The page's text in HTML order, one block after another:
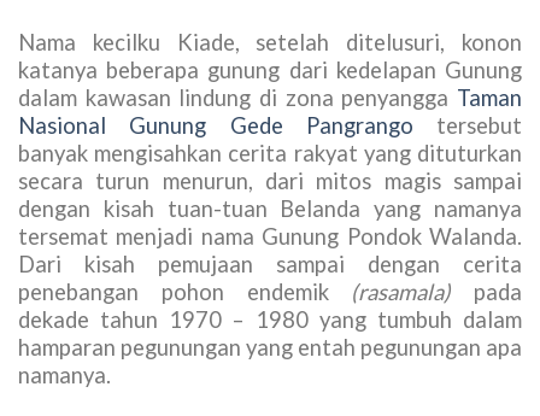
Nama kecilku Kiade, setelah ditelusuri, konon
katanya beberapa gunung dari kedelapan Gunung
dalam kawasan lindung di zona penyangga Taman
Nasional Gunung Gede Pangrango tersebut
banyak mengisahkan cerita rakyat yang dituturkan
secara turun menurun, dari mitos magis sampai
dengan kisah tuan-tuan Belanda yang namanya
tersemat menjadi nama Gunung Pondok Walanda.
Dari kisah pemujaan sampai dengan cerita
penebangan pohon endemik (rasamala) pada
dekade tahun 1970 – 1980 yang tumbuh dalam
hamparan pegunungan yang entah pegunungan apa
namanya.